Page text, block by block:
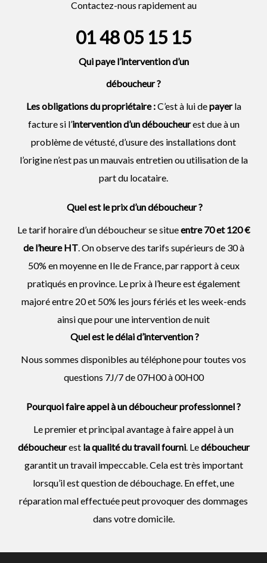
Contactez-nous rapidement au
01 48 05 15 15
Qui paye l’intervention d’un
déboucheur?
Les obligations du propriétaire :C’est à lui depayerla
facture si l’intervention d’undéboucheurest due à un
problème de vétusté, d’usure des installations dont
l’origine n’est pas un mauvais entretien ou utilisation de la
part du locataire.
Quel est le prix d’un déboucheur ?
Le tarif horaire d’un déboucheur se situeentre 70 et 120 €
de l’heure HT. On observe des tarifs supérieurs de 30 à
50% en moyenne en Ile de France, par rapport à ceux
pratiqués en province. Le prix à l’heure est également
majoré entre 20 et 50% les jours fériés et les week-ends
ainsi que pour une intervention de nuit
Quel est le délai d’intervention ?
Nous sommes disponibles au téléphone pour toutes vos
questions 7J/7 de 07H00 à 00H00
Pourquoi faire appel à un déboucheur professionnel ?
Le premier et principal avantage à faire appel à un
déboucheurest la qualité du travail fourni. Ledéboucheur
garantit un travail impeccable. Cela est très important
lorsqu’il est question de débouchage. En effet, une
réparation mal effectuée peut provoquer des dommages
dans votre domicile.